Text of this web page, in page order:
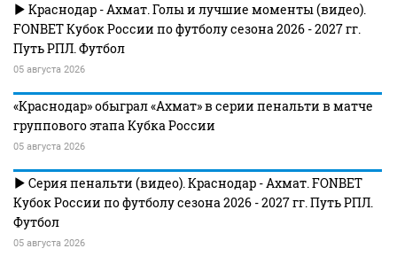
Краснодар - Ахмат. Голы и лучшие моменты (видео).
FONBET Кубок России по футболу сезона 2026 - 2027 гг.
Путь РПЛ. Футбол
05 августа 2026
«Краснодар» обыграл «Ахмат» в серии пенальти в матче
группового этапа Кубка России
05 августа 2026
Серия пенальти (видео). Краснодар - Ахмат. FONBET
Кубок России по футболу сезона 2026 - 2027 гг. Путь РПЛ.
Футбол
05 августа 2026